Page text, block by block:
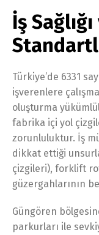
İş
Türkiye’de 6331
işverenlere
oluşturma
fabrika içi yol
zorunluluktur. İş
dikkat ettiği
çizgileri), forklift
güzergahlarının
Güngören
parkurları ile